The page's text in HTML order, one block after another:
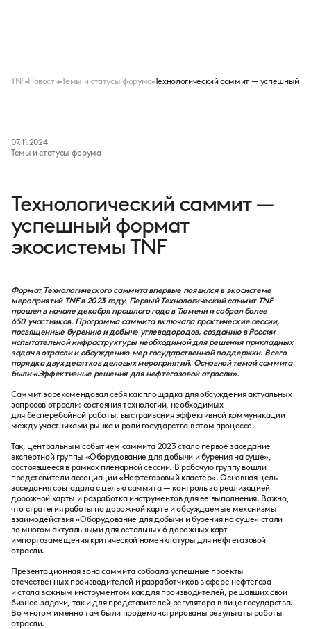
TNF Новости Темы и статусы форума Технологический саммит — успешный
07.11.2024
Темы и статусы форума
Технологический саммит —
успешный формат
экосистемы TNF
Формат Технологического саммита впервые появился в экосистеме
мероприятий TNF в 2023 году. Первый Технологический саммит TNF
прошел в начале декабря прошлого года в Тюмени и собрал более
650 участников. Программа саммита включала практические сессии,
посвященные бурению и добыче углеводородов, созданию в России
испытательной инфраструктуры необходимой для решения прикладных
задач в отрасли и обсуждению мер государственной поддержки. Всего
порядка двух десятков деловых мероприятий. Основной темой саммита
были «Эффективные решения для нефтегазовой отрасли».
Саммит зарекомендовал себя как площадка для обсуждения актуальных
запросов отрасли: состояния технологии, необходимых
для бесперебойной работы, выстраивания эффективной коммуникации
между участниками рынка и роли государства в этом процессе.
Так, центральным событием саммита 2023 стало первое заседание
экспертной группы «Оборудование для добычи и бурения на суше»,
состоявшееся в рамках пленарной сессии. В рабочую группу вошли
представители ассоциации «Нефтегазовый кластер». Основная цель
заседания совпадала с целью саммита — контроль за реализацией
дорожной карты и разработка инструментов для её выполнения. Важно,
что стратегия работы по дорожной карте и обсуждаемые механизмы
взаимодействия «Оборудование для добычи и бурения на суше» стали
во многом актуальными для остальных 6 дорожных карт
импортозамещения критической номенклатуры для нефтегазовой
отрасли.
Презентационная зона саммита собрала успешные проекты
отечественных производителей и разработчиков в сфере нефтегаза
и стала важным инструментом как для производителей, решавших свои
бизнес-задачи, так и для представителей регулятора в лице государства.
Во многом именно там были продемонстрированы результаты работы
отрасли.